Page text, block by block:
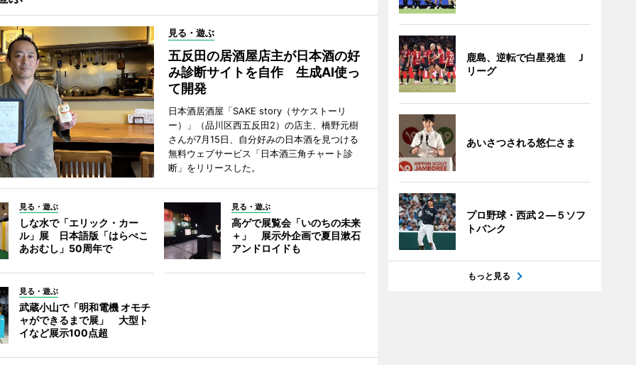
見る・遊ぶ
五反田の居酒屋店主が日本酒の好
み診断サイトを自作 生成AI使っ
て開発
日本酒居酒屋「SAKE story（サケストーリ
ー）」（品川区西五反田2）の店主、橋野元樹
さんが7月15日、自分好みの日本酒を見つける
無料ウェブサービス「日本酒三角チャート診
断」をリリースした。
見る・遊ぶ
しな水で「エリック・カー
ル」展 日本語版「はらぺこ
あおむし」50周年で
見る・遊ぶ
高ゲで展覧会「いのちの未来
＋」 展示外企画で夏目漱石
アンドロイドも
見る・遊ぶ
武蔵小山で「明和電機 オモチ
ャができるまで展」 大型ト
イなど展示100点超
鹿島、逆転で白星発進 Ｊ
リーグ
あいさつされる悠仁さま
プロ野球・西武２―５ソフ
トバンク
もっと見る